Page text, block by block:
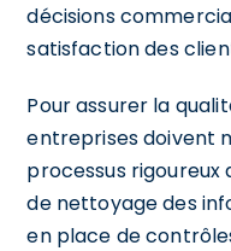
décisions
satisfaction des
Pour assurer la
entreprises doivent
processus
de nettoyage des
en place de